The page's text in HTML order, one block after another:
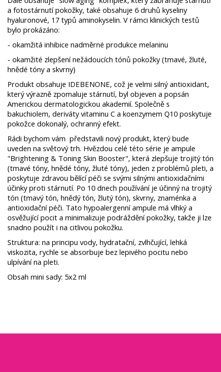
a fotostárnutí pokožky, také obsahuje 6 druhů kyseliny
hyaluronové, 17 typů aminokyselin. V rámci klinických testů
bylo prokázáno:
- okamžitá inhibice nadměrné produkce melaninu
- okamžité zlepšení nežádoucích tónů pokožky (tmavé, žluté,
hnědé tóny a skvrny)
Produkt obsahuje IDEBENONE, což je velmi silný antioxidant,
který výrazně zpomaluje stárnutí, byl objeven a popsán
Americkou dermatologickou akademií. Společně s
bakuchiolem, deriváty vitaminu C a koenzymem Q10 poskytuje
pokožce dokonalý, ochranný efekt.
Rádi bychom vám představili nový produkt, který bude
uveden na světový trh. Hvězdou celé této série je ampule
"Brightening & Toning Skin Booster", která zlepšuje trojitý tón
(tmavé tóny, hnědé tóny, žluté tóny), jeden z problémů pleti, a
poskytuje zdravou bělící péči se svými silnými antioxidačními
účinky proti stárnutí. Po 10 dnech používání je účinný na trojitý
tón (tmavý tón, hnědý tón, žlutý tón), skvrny, znaménka a
antioxidační péči. Tato hypoalergenní ampule má vlhký a
osvěžující pocit a minimalizuje podráždění pokožky, takže ji lze
snadno použít i na citlivou pokožku.
Struktura: na principu vody, hydratační, zvlhčující, lehká
viskozita, rychle se absorbuje bez lepivého pocitu nebo
ulpívání na pleti.
Obsah mini sady: 5x2 ml